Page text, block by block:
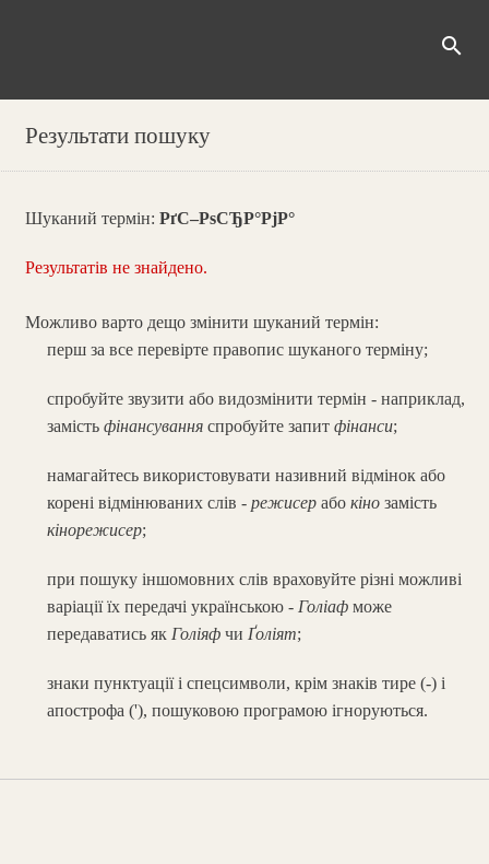
search
Результати пошуку
Шуканий термін: РґС–РѕСЂР°РјР°
Результатів не знайдено.
Можливо варто дещо змінити шуканий термін:
перш за все перевірте правопис шуканого терміну;
спробуйте звузити або видозмінити термін - наприклад,
замість фінансуванняспробуйте запит фінанси;
намагайтесь використовувати називний відмінок або
корені відмінюваних слів - режисерабо кінозамість
кінорежисер;
при пошуку іншомовних слів враховуйте різні можливі
варіації їх передачі українською - Голіафможе
передаватись як Голіяфчи Ґоліят;
знаки пунктуації і спецсимволи, крім знаків тире (-) і
апострофа ('), пошуковою програмою ігноруються.